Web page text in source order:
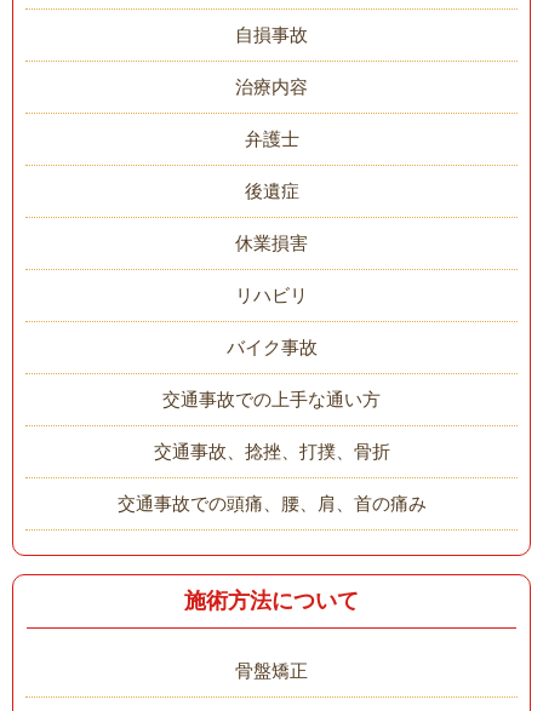
自損事故
治療内容
弁護士
後遺症
休業損害
リハビリ
バイク事故
交通事故での上手な通い方
交通事故、捻挫、打撲、骨折
交通事故での頭痛、腰、肩、首の痛み
施術方法について
骨盤矯正